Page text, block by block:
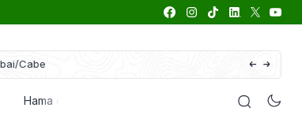
66 Daftar
Hama dan Penyakit Manfaat